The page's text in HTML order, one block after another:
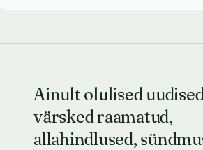
Ainult olulised
värsked raamatud,
allahindlused,